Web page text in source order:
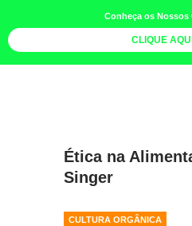
LIVROS
Ética na
Singer
CULTURA ORGÂNICA
Conheça os Nossos
CLIQUE AQUI